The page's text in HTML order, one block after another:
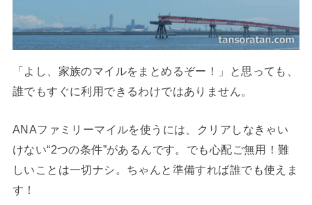
「よし、家族のマイルをまとめるぞー！」と思っても、
誰でもすぐに利用できるわけではありません。
ANAファミリーマイルを使うには、クリアしなきゃい
けない“2つの条件”があるんです。でも心配ご無用！難
しいことは一切ナシ。ちゃんと準備すれば誰でも使えま
す！